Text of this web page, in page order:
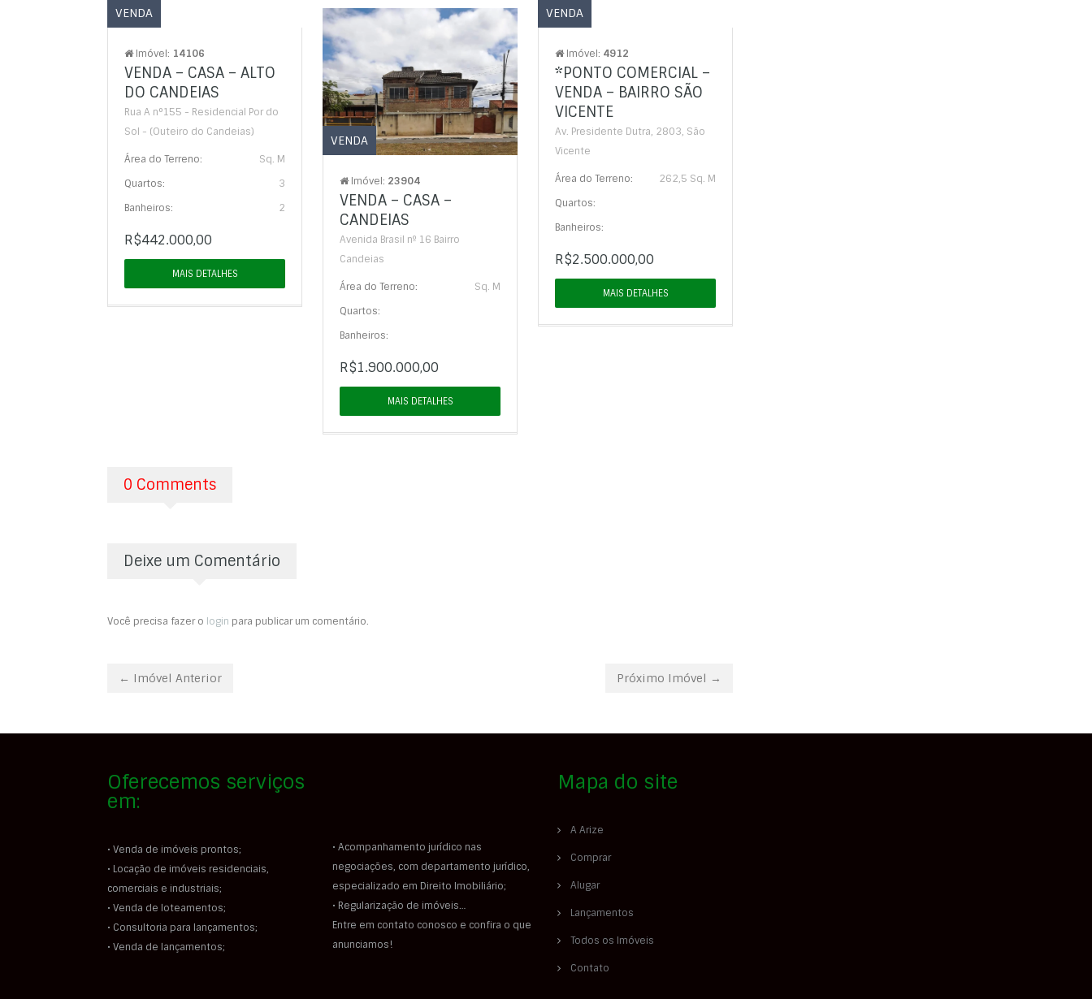
VENDA
Imóvel: 14106
VENDA – CASA – ALTO
DO CANDEIAS
Rua A n°155 - Residencial Por do
Sol - (Outeiro do Candeias)
Área do Terreno:
Sq. M
Quartos:
3
Banheiros:
2
R$442.000,00
MAIS DETALHES
VENDA
Imóvel: 23904
VENDA – CASA –
CANDEIAS
Avenida Brasil nº 16 Bairro
Candeias
Área do Terreno:
Sq. M
Quartos:
Banheiros:
R$1.900.000,00
MAIS DETALHES
VENDA
Imóvel: 4912
*PONTO COMERCIAL –
VENDA – BAIRRO SÃO
VICENTE
Av. Presidente Dutra, 2803, São
Vicente
Área do Terreno:
262,5 Sq. M
Quartos:
Banheiros:
R$2.500.000,00
MAIS DETALHES
0 Comments
Deixe um Comentário
Você precisa fazer o login para publicar um comentário.
← Imóvel Anterior Próximo Imóvel →
Oferecemos serviços
em:
• Venda de imóveis prontos;
• Locação de imóveis residenciais,
comerciais e industriais;
• Venda de loteamentos;
• Consultoria para lançamentos;
• Venda de lançamentos;
• Acompanhamento jurídico nas
negociações, com departamento jurídico,
especializado em Direito Imobiliário;
• Regularização de imóveis…
Entre em contato conosco e confira o que
anunciamos!
Mapa do site
A Arize
Comprar
Alugar
Lançamentos
Todos os Imóveis
Contato